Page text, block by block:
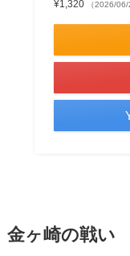
¥1,320
（2026/
金ヶ崎の戦い